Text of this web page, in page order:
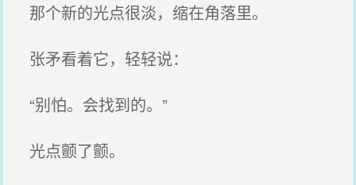
那个新的光点很淡，缩在角落里。
张矛看着它，轻轻说：
“别怕。会找到的。”
光点颤了颤。